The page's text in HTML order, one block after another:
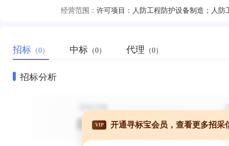
经营范围：
招标 （0） 中标 （0） 代理 （0）
招标分析
VIP 开通寻标宝会员，查看更多招采